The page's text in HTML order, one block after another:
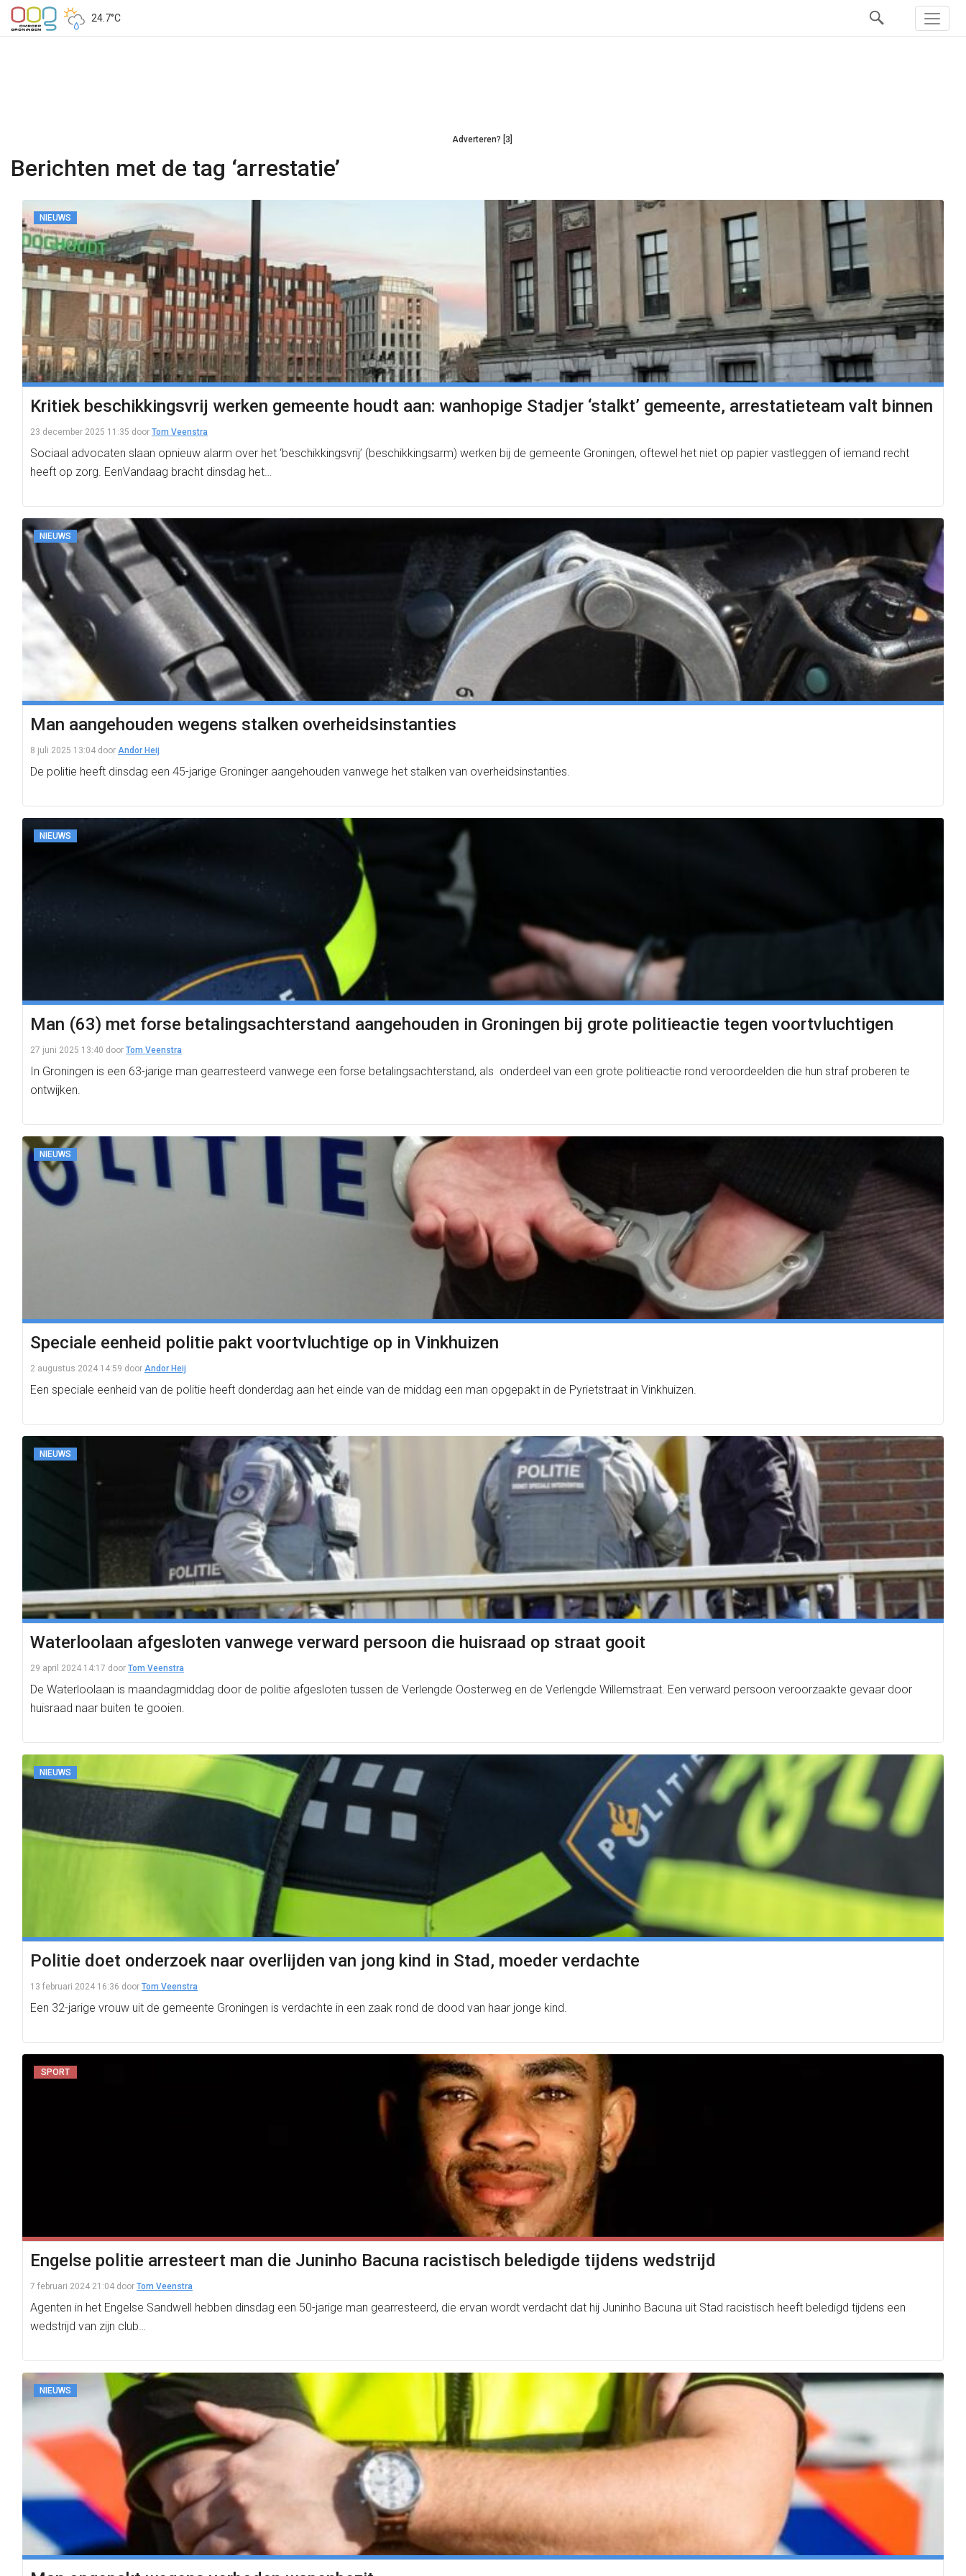
24.7°C
Adverteren? [3]
Berichten met de tag ‘arrestatie’
NIEUWS
Kritiek beschikkingsvrij werken gemeente houdt aan: wanhopige Stadjer ‘stalkt’ gemeente, arrestatieteam valt binnen
23 december 2025 11:35 door Tom Veenstra
Sociaal advocaten slaan opnieuw alarm over het ‘beschikkingsvrij’ (beschikkingsarm) werken bij de gemeente Groningen, oftewel het niet op papier vastleggen of iemand recht
heeft op zorg. EenVandaag bracht dinsdag het…
NIEUWS
Man aangehouden wegens stalken overheidsinstanties
8 juli 2025 13:04 door Andor Heij
De politie heeft dinsdag een 45-jarige Groninger aangehouden vanwege het stalken van overheidsinstanties.
NIEUWS
Man (63) met forse betalingsachterstand aangehouden in Groningen bij grote politieactie tegen voortvluchtigen
27 juni 2025 13:40 door Tom Veenstra
In Groningen is een 63-jarige man gearresteerd vanwege een forse betalingsachterstand, als onderdeel van een grote politieactie rond veroordeelden die hun straf proberen te
ontwijken.
NIEUWS
Speciale eenheid politie pakt voortvluchtige op in Vinkhuizen
2 augustus 2024 14:59 door Andor Heij
Een speciale eenheid van de politie heeft donderdag aan het einde van de middag een man opgepakt in de Pyrietstraat in Vinkhuizen.
NIEUWS
Waterloolaan afgesloten vanwege verward persoon die huisraad op straat gooit
29 april 2024 14:17 door Tom Veenstra
De Waterloolaan is maandagmiddag door de politie afgesloten tussen de Verlengde Oosterweg en de Verlengde Willemstraat. Een verward persoon veroorzaakte gevaar door
huisraad naar buiten te gooien.
NIEUWS
Politie doet onderzoek naar overlijden van jong kind in Stad, moeder verdachte
13 februari 2024 16:36 door Tom Veenstra
Een 32-jarige vrouw uit de gemeente Groningen is verdachte in een zaak rond de dood van haar jonge kind.
SPORT
Engelse politie arresteert man die Juninho Bacuna racistisch beledigde tijdens wedstrijd
7 februari 2024 21:04 door Tom Veenstra
Agenten in het Engelse Sandwell hebben dinsdag een 50-jarige man gearresteerd, die ervan wordt verdacht dat hij Juninho Bacuna uit Stad racistisch heeft beledigd tijdens een
wedstrijd van zijn club…
NIEUWS